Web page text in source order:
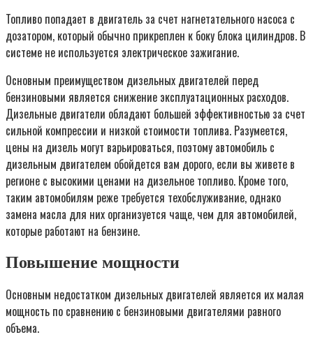
Топливо попадает в двигатель за счет нагнетательного насоса с
дозатором, который обычно прикреплен к боку блока цилиндров. В
системе не используется электрическое зажигание.
Основным преимуществом дизельных двигателей перед
бензиновыми является снижение эксплуатационных расходов.
Дизельные двигатели обладают большей эффективностью за счет
сильной компрессии и низкой стоимости топлива. Разумеется,
цены на дизель могут варьироваться, поэтому автомобиль с
дизельным двигателем обойдется вам дорого, если вы живете в
регионе с высокими ценами на дизельное топливо. Кроме того,
таким автомобилям реже требуется техобслуживание, однако
замена масла для них организуется чаще, чем для автомобилей,
которые работают на бензине.
Повышение мощности
Основным недостатком дизельных двигателей является их малая
мощность по сравнению с бензиновыми двигателями равного
объема.